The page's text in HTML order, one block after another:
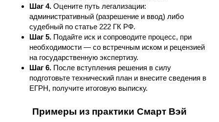
Шаг 4. Оцените путь легализации:
административный (разрешение и ввод) либо
судебный по статье 222 ГК РФ.
Шаг 5. Подайте иск и сопроводите процесс, при
необходимости — со встречным иском и рецензией
на государственную экспертизу.
Шаг 6. После вступления решения в силу
подготовьте технический план и внесите сведения в
ЕГРН, получите итоговую выписку.
Примеры из практики Смарт Вэй